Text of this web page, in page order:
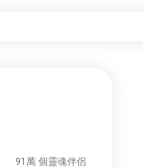
91萬 個靈魂伴侶